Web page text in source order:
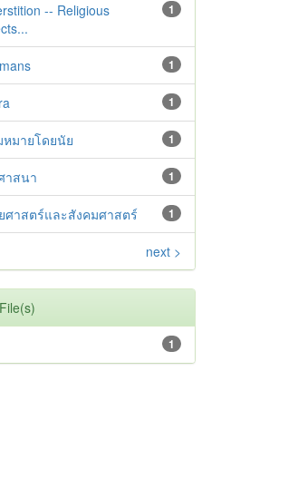
1
-- Religious
1
1
1
หมายโดยนัย
1
าสนา
1
ศาสตร์และสังคมศาสตร์
next >
1